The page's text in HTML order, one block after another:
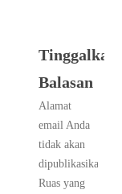
Tinggalkan
Balasan
Alamat
email Anda
tidak akan
dipublikasikan.
Ruas yang